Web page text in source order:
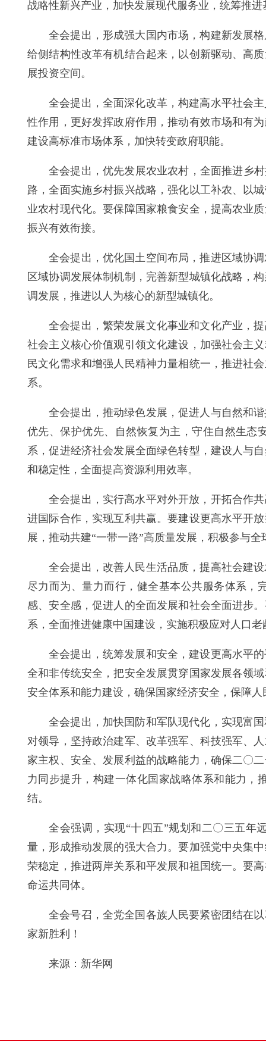
战略性新兴产业，加快发展现代服务业，统筹推
全会提出，形成强大国内市场，构建新发展
给侧结构性改革有机结合起来，以创新驱动、高
展投资空间。
全会提出，全面深化改革，构建高水平社会
性作用，更好发挥政府作用，推动有效市场和有
建设高标准市场体系，加快转变政府职能。
全会提出，优先发展农业农村，全面推进乡
路，全面实施乡村振兴战略，强化以工补农、以
业农村现代化。要保障国家粮食安全，提高农业
振兴有效衔接。
全会提出，优化国土空间布局，推进区域协
区域协调发展体制机制，完善新型城镇化战略，
调发展，推进以人为核心的新型城镇化。
全会提出，繁荣发展文化事业和文化产业，
社会主义核心价值观引领文化建设，加强社会主
民文化需求和增强人民精神力量相统一，推进社
系。
全会提出，推动绿色发展，促进人与自然和
优先、保护优先、自然恢复为主，守住自然生态
系，促进经济社会发展全面绿色转型，建设人与
和稳定性，全面提高资源利用效率。
全会提出，实行高水平对外开放，开拓合作
进国际合作，实现互利共赢。要建设更高水平开
展，推动共建“一带一路”高质量发展，积极参与
全会提出，改善人民生活品质，提高社会建
尽力而为、量力而行，健全基本公共服务体系，
感、安全感，促进人的全面发展和社会全面进步
系，全面推进健康中国建设，实施积极应对人口
全会提出，统筹发展和安全，建设更高水平
全和非传统安全，把安全发展贯穿国家发展各领
安全体系和能力建设，确保国家经济安全，保障
全会提出，加快国防和军队现代化，实现富
对领导，坚持政治建军、改革强军、科技强军、
家主权、安全、发展利益的战略能力，确保二〇
力同步提升，构建一体化国家战略体系和能力，
结。
全会强调，实现“十四五”规划和二〇三五年
量，形成推动发展的强大合力。要加强党中央集
荣稳定，推进两岸关系和平发展和祖国统一。要
命运共同体。
全会号召，全党全国各族人民要紧密团结在
家新胜利！
来源：新华网